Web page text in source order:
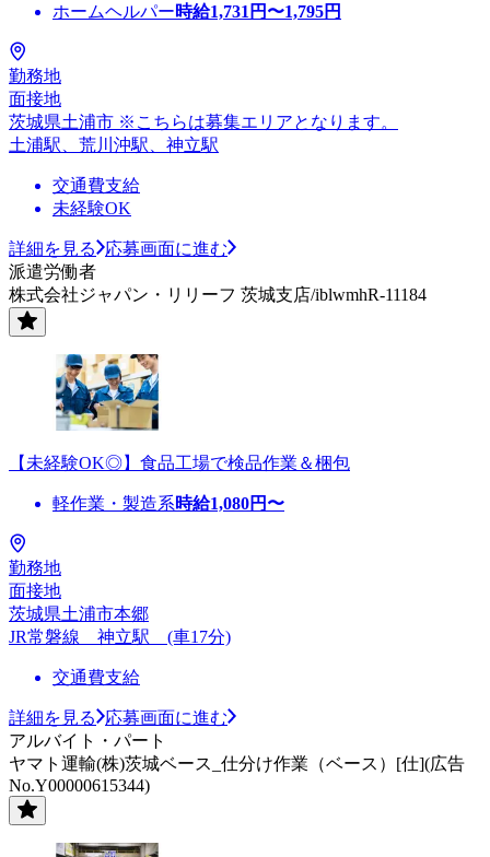
ホームヘルパー時給1,731 円〜1,795円
勤務地
面接地
茨城県土浦市 ※こちらは募集エリアとなります。
土浦駅、荒川沖駅、神立駅
交通費支給
未経験OK
詳細を見る
応募画面に進む
派遣労働者
株式会社ジャパン・リリーフ 茨城支店/iblwmhR-11184
【未経験OK◎】食品工場で検品作業＆梱包
軽作業・製造系時給1,080円〜
勤務地
面接地
茨城県土浦市本郷
JR常磐線 神立駅 (車17分)
交通費支給
詳細を見る
応募画面に進む
アルバイト・パート
ヤマト運輸(株)茨城ベース_仕分け作業（ベース）[仕](広告
No.Y00000615344)